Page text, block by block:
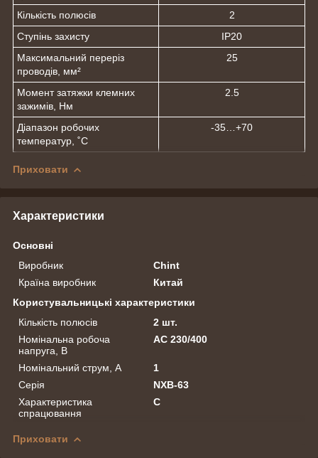
Кількість полюсів
2
Ступінь захисту
IP20
Максимальний переріз
проводів, мм²
25
Момент затяжки клемних
зажимів, Нм
2.5
Діапазон робочих
температур, ˚С
-35…+70
Приховати
Характеристики
Основні
Виробник
Chint
Країна виробник
Китай
Користувальницькі характеристики
Кількість полюсів
2 шт.
Номінальна робоча
напруга, В
AC 230/400
Номінальний струм, А
1
Серія
NXB-63
Характеристика
спрацювання
C
Приховати